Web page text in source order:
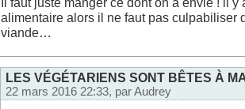
alimentaire alors il ne faut pas culpabiliser
viande…
grossiste cigarette electronique
LES VÉGÉTARIENS SONT BÊTES À
22 mars 2016 22:33, parAudrey